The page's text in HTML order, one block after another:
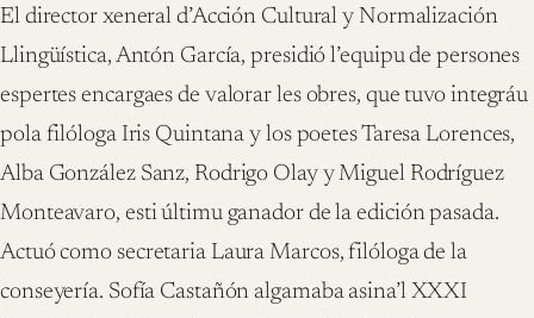
El director xeneral d’Acción Cultural y Normalización
Llingüística, Antón García, presidió l’equipu de persones
espertes encargaes de valorar les obres, que tuvo integráu
pola filóloga Iris Quintana y los poetes Taresa Lorences,
Alba González Sanz, Rodrigo Olay y Miguel Rodríguez
Monteavaro, esti últimu ganador de la edición pasada.
Actuó como secretaria Laura Marcos, filóloga de la
conseyería. Sofía Castañón algamaba asina’l XXXI